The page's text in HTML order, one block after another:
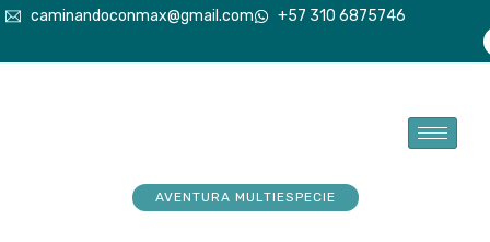
caminandoconmax@gmail.com +57 310 6875746
AVENTURA MULTIESPECIE